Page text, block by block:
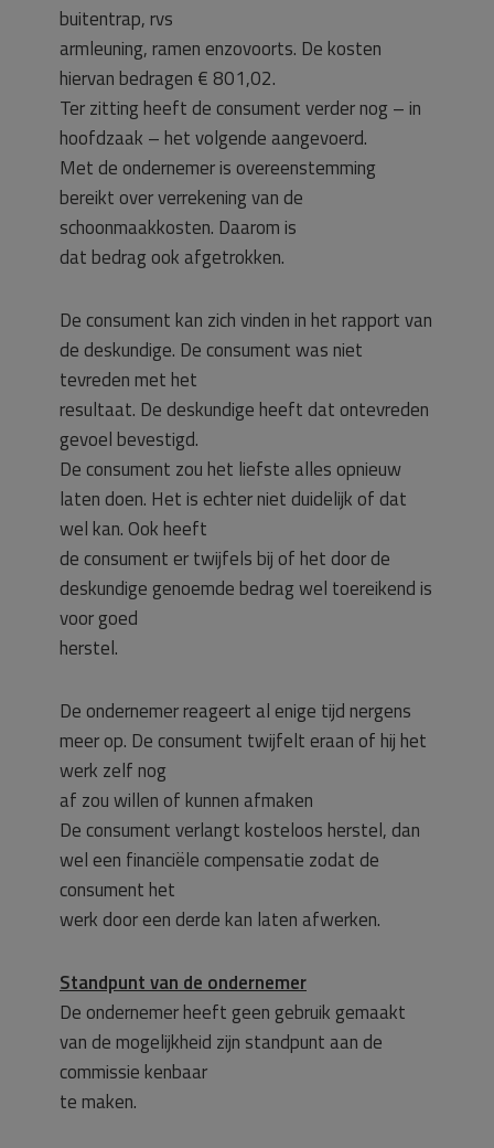
buitentrap, rvs
armleuning, ramen enzovoorts. De kosten
hiervan bedragen € 801,02.
Ter zitting heeft de consument verder nog – in
hoofdzaak – het volgende aangevoerd.
Met de ondernemer is overeenstemming
bereikt over verrekening van de
schoonmaakkosten. Daarom is
dat bedrag ook afgetrokken.
De consument kan zich vinden in het rapport van
de deskundige. De consument was niet
tevreden met het
resultaat. De deskundige heeft dat ontevreden
gevoel bevestigd.
De consument zou het liefste alles opnieuw
laten doen. Het is echter niet duidelijk of dat
wel kan. Ook heeft
de consument er twijfels bij of het door de
deskundige genoemde bedrag wel toereikend is
voor goed
herstel.
De ondernemer reageert al enige tijd nergens
meer op. De consument twijfelt eraan of hij het
werk zelf nog
af zou willen of kunnen afmaken
De consument verlangt kosteloos herstel, dan
wel een financiële compensatie zodat de
consument het
werk door een derde kan laten afwerken.
Standpunt van de ondernemer
De ondernemer heeft geen gebruik gemaakt
van de mogelijkheid zijn standpunt aan de
commissie kenbaar
te maken.